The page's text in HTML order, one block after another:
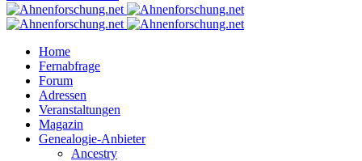
Home
Fernabfrage
Forum
Adressen
Veranstaltungen
Magazin
Genealogie-Anbieter
Ancestry